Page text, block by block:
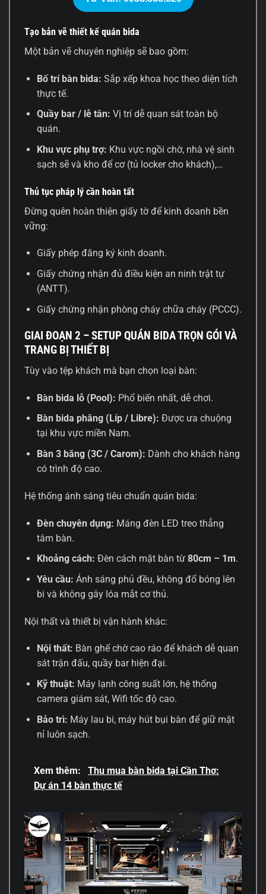
Tạo bản vẽ thiết kế quán bida
Một bản vẽ chuyên nghiệp sẽ bao gồm:
Bố trí bàn bida: Sắp xếp khoa học theo diện tích
thực tế.
Quầy bar / lễ tân: Vị trí dễ quan sát toàn bộ
quán.
Khu vực phụ trợ: Khu vực ngồi chờ, nhà vệ sinh
sạch sẽ và kho để cơ (tủ locker cho khách),…
Thủ tục pháp lý cần hoàn tất
Đừng quên hoàn thiện giấy tờ để kinh doanh bền
vững:
Giấy phép đăng ký kinh doanh.
Giấy chứng nhận đủ điều kiện an ninh trật tự
(ANTT).
Giấy chứng nhận phòng cháy chữa cháy (PCCC).
GIAI ĐOẠN 2 – SETUP QUÁN BIDA TRỌN GÓI VÀ
TRANG BỊ THIẾT BỊ
Tùy vào tệp khách mà bạn chọn loại bàn:
Bàn bida lỗ (Pool): Phổ biến nhất, dễ chơi.
Bàn bida phăng (Líp / Libre): Được ưa chuộng
tại khu vực miền Nam.
Bàn 3 băng (3C / Carom): Dành cho khách hàng
có trình độ cao.
Hệ thống ánh sáng tiêu chuẩn quán bida:
Đèn chuyên dụng: Máng đèn LED treo thẳng
tâm bàn.
Khoảng cách: Đèn cách mặt bàn từ 80cm – 1m.
Yêu cầu: Ánh sáng phủ đều, không đổ bóng lên
bi và không gây lóa mắt cơ thủ.
Nội thất và thiết bị vận hành khác:
Nội thất: Bàn ghế chờ cao ráo để khách dễ quan
sát trận đấu, quầy bar hiện đại.
Kỹ thuật: Máy lạnh công suất lớn, hệ thống
camera giám sát, Wifi tốc độ cao.
Bảo trì: Máy lau bi, máy hút bụi bàn để giữ mặt
nỉ luôn sạch.
Xem thêm:
Thu mua bàn bida tại Cần Thơ:
Dự án 14 bàn thực tế